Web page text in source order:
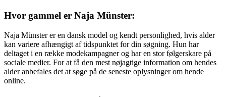
Hvor gammel er Naja Münster:
Naja Münster er en dansk model og kendt personlighed, hvis alder
kan variere afhængigt af tidspunktet for din søgning. Hun har
deltaget i en række modekampagner og har en stor følgerskare på
sociale medier. For at få den mest nøjagtige information om hendes
alder anbefales det at søge på de seneste oplysninger om hende
online.